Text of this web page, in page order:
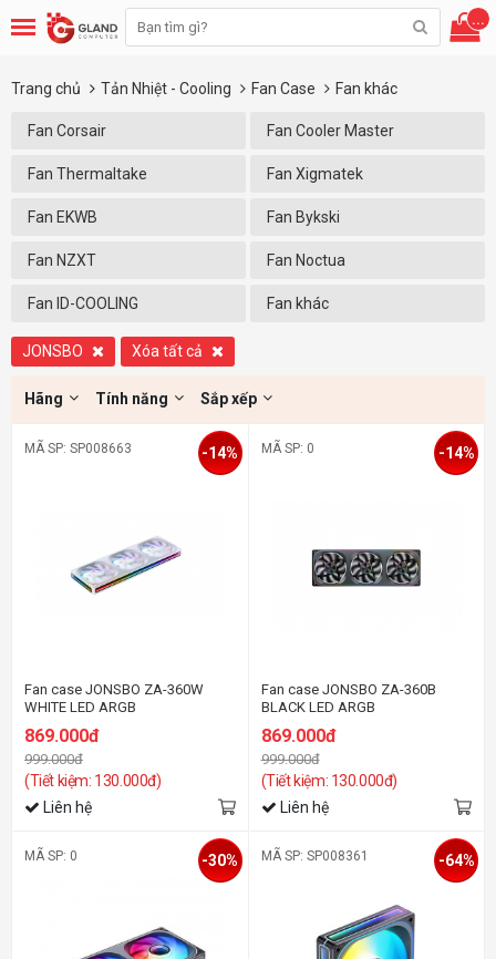
...
Trang chủ Tản Nhiệt - Cooling Fan Case Fan khác
Fan Corsair Fan Cooler Master
Fan Thermaltake Fan Xigmatek
Fan EKWB Fan Bykski
Fan NZXT Fan Noctua
Fan ID-COOLING Fan khác
JONSBO Xóa tất cả
Hãng Tính năng Sắp xếp
MÃ SP: SP008663
Fan case JONSBO ZA-360W
WHITE LED ARGB
869.000đ
999.000đ
(Tiết kiệm: 130.000đ)
-14%
Liên hệ
MÃ SP: 0
Fan case JONSBO ZA-360B
BLACK LED ARGB
869.000đ
999.000đ
(Tiết kiệm: 130.000đ)
-14%
Liên hệ
MÃ SP: 0 -30% MÃ SP: SP008361 -64%